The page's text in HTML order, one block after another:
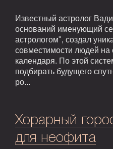
Известный астролог
оснований именующий
астрологом", создал
совместимости людей на
календаря. По этой
подбирать будущего
ро...
Хорарный
для неофита